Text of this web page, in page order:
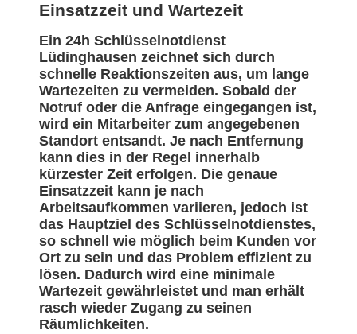
Einsatzzeit und Wartezeit
Ein 24h Schlüsselnotdienst
Lüdinghausen zeichnet sich durch
schnelle Reaktionszeiten aus, um lange
Wartezeiten zu vermeiden. Sobald der
Notruf oder die Anfrage eingegangen ist,
wird ein Mitarbeiter zum angegebenen
Standort entsandt. Je nach Entfernung
kann dies in der Regel innerhalb
kürzester Zeit erfolgen. Die genaue
Einsatzzeit kann je nach
Arbeitsaufkommen variieren, jedoch ist
das Hauptziel des Schlüsselnotdienstes,
so schnell wie möglich beim Kunden vor
Ort zu sein und das Problem effizient zu
lösen. Dadurch wird eine minimale
Wartezeit gewährleistet und man erhält
rasch wieder Zugang zu seinen
Räumlichkeiten.